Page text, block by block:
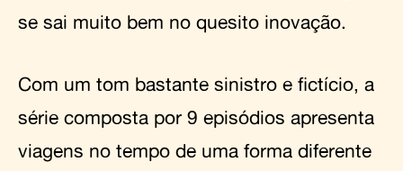
se sai muito bem no quesito inovação.
Com um tom bastante sinistro e fictício, a
série composta por 9 episódios apresenta
viagens no tempo de uma forma diferente